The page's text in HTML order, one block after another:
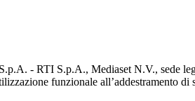
- RTI S.p.A., Mediaset N.V., sede
funzionale all’addestramento di